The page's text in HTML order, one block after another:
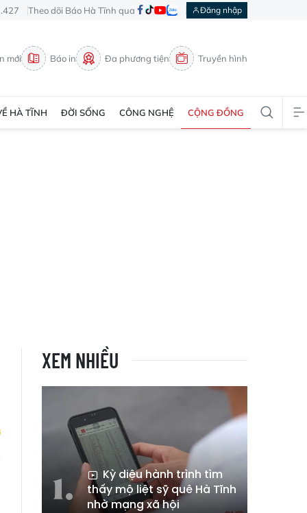
Theo dõi Báo Hà Tĩnh qua Đăng nhập
mới Báo in Đa phương tiện Truyền hình
HÀ TĨNH ĐỜI SỐNG CÔNG NGHỆ CỘNG ĐỒNG
XEM NHIỀU
Kỳ diệu hành trình tìm
thấy mộ liệt sỹ quê Hà Tĩnh
nhờ mạng xã hội